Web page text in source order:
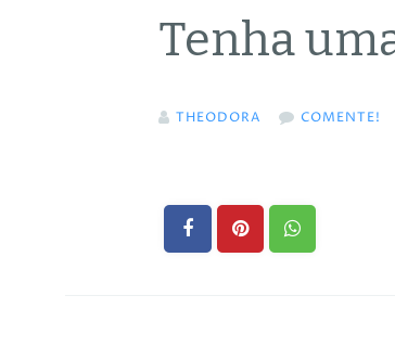
Tenha
THEODORA COMENTE!